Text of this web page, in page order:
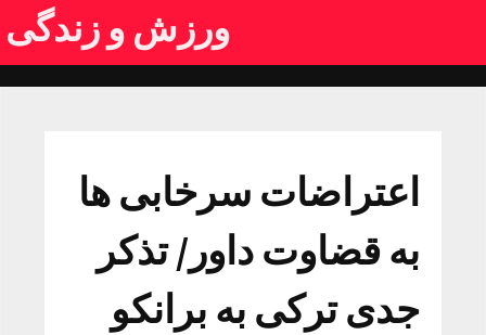
ورزش و زندگی
اعتراضات سرخابی ها
به قضاوت داور/ تذکر
جدی ترکی به برانکو